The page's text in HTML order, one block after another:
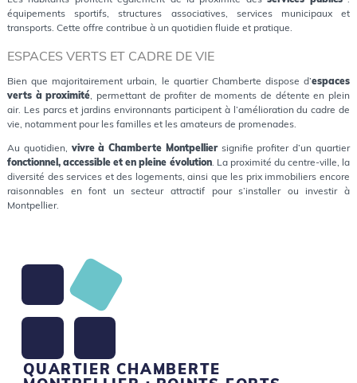
équipements sportifs, structures associatives, services municipaux et
transports. Cette offre contribue à un quotidien fluide et pratique.
ESPACES VERTS ET CADRE DE VIE
Bien que majoritairement urbain, le quartier Chamberte dispose d’espaces
verts à proximité, permettant de profiter de moments de détente en plein
air. Les parcs et jardins environnants participent à l’amélioration du cadre de
vie, notamment pour les familles et les amateurs de promenades.
Au quotidien, vivre à Chamberte Montpelliersignifie profiter d’un quartier
fonctionnel, accessible et en pleine évolution. La proximité du centre-ville, la
diversité des services et des logements, ainsi que les prix immobiliers encore
raisonnables en font un secteur attractif pour s’installer ou investir à
Montpellier.
QUARTIER CHAMBERTE